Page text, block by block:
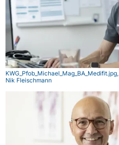
Nik Fleischmann